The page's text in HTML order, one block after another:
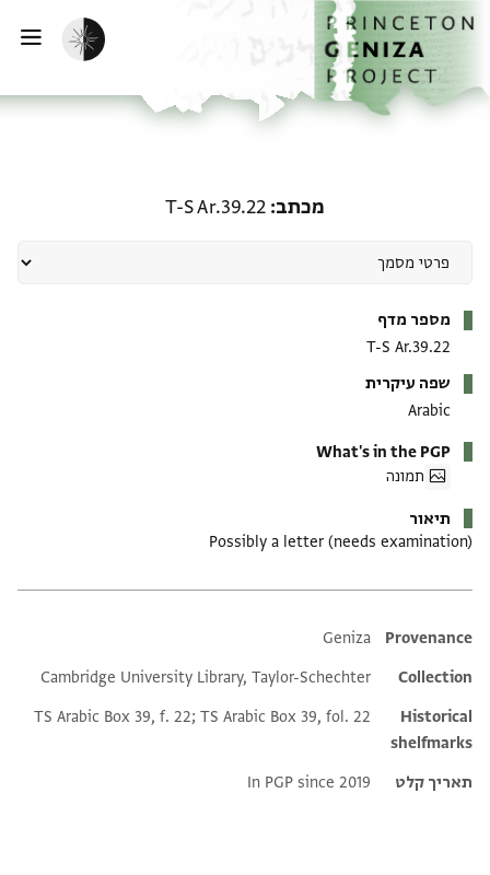
לתוכןהבית
הפעלת מצב כהה
מכתב T-S Ar.39.22
מספר מדף
T-S Ar.39.22
שפה עיקרית
Arabic
What's in the PGP
תמונה
תיאור
Possibly a letter (needs examination)
Additional metadata
Provenance
Geniza
Collection
Cambridge University Library, Taylor-Schechter
Historical
shelfmarks
TS Arabic Box 39, f. 22; TS Arabic Box 39, fol. 22
תאריך קלט In PGP since 2019